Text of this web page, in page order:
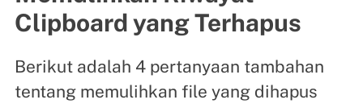
Clipboard yang Terhapus
Berikut adalah 4 pertanyaan tambahan
tentang memulihkan file yang dihapus